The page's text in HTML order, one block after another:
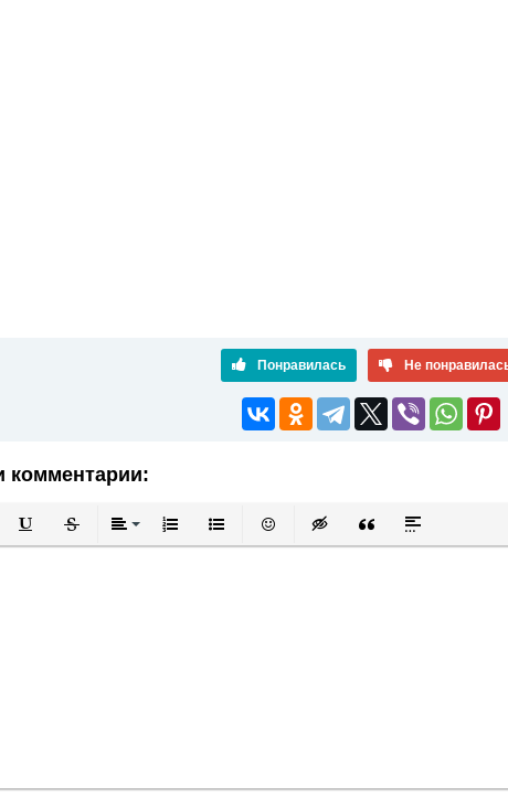
Понравилась Не
комментарии:
Подчеркнутый
ЗачеркнутыйВыравнивание
Нумерованный список
Маркированный список
Вставить смайлик
Вставка скрытого текста
Вставка цитаты
Вставка